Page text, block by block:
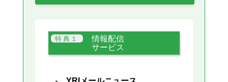
情報配信
サービス